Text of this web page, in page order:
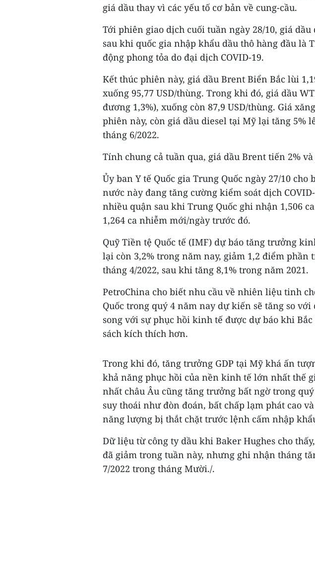
giá dầu thay vì các yếu tố cơ bản về cung-cầu.
Tới phiên giao dịch cuối tuần ngày 28/10, giá
sau khi quốc gia nhập khẩu dầu thô hàng đầu là
động phong tỏa do đại dịch COVID-19.
Kết thúc phiên này, giá dầu Brent Biển Bắc lùi
xuống 95,77 USD/thùng. Trong khi đó, giá dầu
đương 1,3%), xuống còn 87,9 USD/thùng. Giá
phiên này, còn giá dầu diesel tại Mỹ lại tăng 5%
tháng 6/2022.
Tính chung cả tuần qua, giá dầu Brent tiến 2%
Ủy ban Y tế Quốc gia Trung Quốc ngày 27/10 cho
nước này đang tăng cường kiểm soát dịch
nhiều quận sau khi Trung Quốc ghi nhận 1,506
1,264 ca nhiễm mới/ngày trước đó.
Quỹ Tiền tệ Quốc tế (IMF) dự báo tăng trưởng
lại còn 3,2% trong năm nay, giảm 1,2 điểm phần
tháng 4/2022, sau khi tăng 8,1% trong năm 2021.
PetroChina cho biết nhu cầu về nhiên liệu tinh
Quốc trong quý 4 năm nay dự kiến sẽ tăng so
song với sự phục hồi kinh tế được dự báo khi
sách kích thích hơn.
Trong khi đó, tăng trưởng GDP tại Mỹ khá ấn
khả năng phục hồi của nền kinh tế lớn nhất thế
nhất châu Âu cũng tăng trưởng bất ngờ trong
suy thoái như đòn đoán, bất chấp lạm phát cao
năng lượng bị thắt chặt trước lệnh cấm nhập
Dữ liệu từ công ty dầu khi Baker Hughes cho
đã giảm trong tuần này, nhưng ghi nhận tháng
7/2022 trong tháng Mười./.